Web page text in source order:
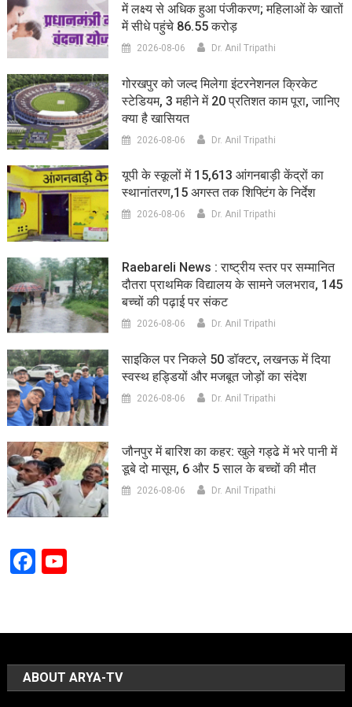
में लक्ष्य से अधिक हुआ पंजीकरण; महिलाओं के खातों
में सीधे पहुंचे 86.55 करोड़
2026-08-06 Dr. Anil Tripathi
गोरखपुर को जल्द मिलेगा इंटरनेशनल क्रिकेट
स्टेडियम, 3 महीने में 20 प्रतिशत काम पूरा, जानिए
क्या है खासियत
2026-08-06 Dr. Anil Tripathi
यूपी के स्कूलों में 15,613 आंगनबाड़ी केंद्रों का
स्थानांतरण,15 अगस्त तक शिफ्टिंग के निर्देश
2026-08-06 Dr. Anil Tripathi
Raebareli News : राष्ट्रीय स्तर पर सम्मानित
दौतरा प्राथमिक विद्यालय के सामने जलभराव, 145
बच्चों की पढ़ाई पर संकट
2026-08-06 Dr. Anil Tripathi
साइकिल पर निकले 50 डॉक्टर, लखनऊ में दिया
स्वस्थ हड्डियों और मजबूत जोड़ों का संदेश
2026-08-06 Dr. Anil Tripathi
जौनपुर में बारिश का कहर: खुले गड्ढे में भरे पानी में
डूबे दो मासूम, 6 और 5 साल के बच्चों की मौत
2026-08-06 Dr. Anil Tripathi
Facebook
ABOUT ARYA-TV